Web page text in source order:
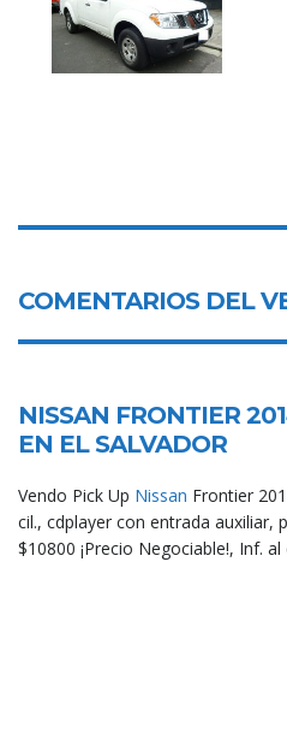
COMENTARIOS DEL
NISSAN FRONTIER
EN EL SALVADOR
Vendo Pick Up Nissan Frontier
cil., cdplayer con entrada
$10800 ¡Precio Negociable!, Inf.